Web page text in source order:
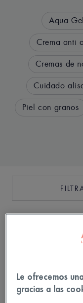
Aqua Gel
Crema anti
Cremas de
Cuidado
Piel con granos
Le ofrecemos
gracias a las